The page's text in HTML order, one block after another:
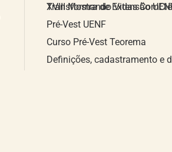
XVIII Mostra de Extensão UENF UFF IFF e X UFRRJ: Mulheres Transformando
Pré-Vest UENF
Curso Pré-Vest Teorema
Definições, cadastramento e